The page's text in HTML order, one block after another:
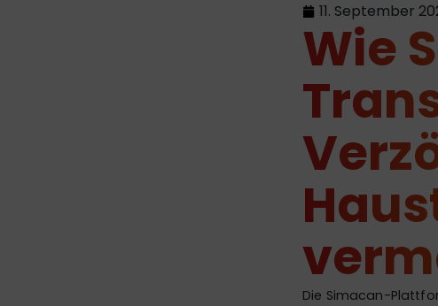
11. September
Wie
Die Simacan-